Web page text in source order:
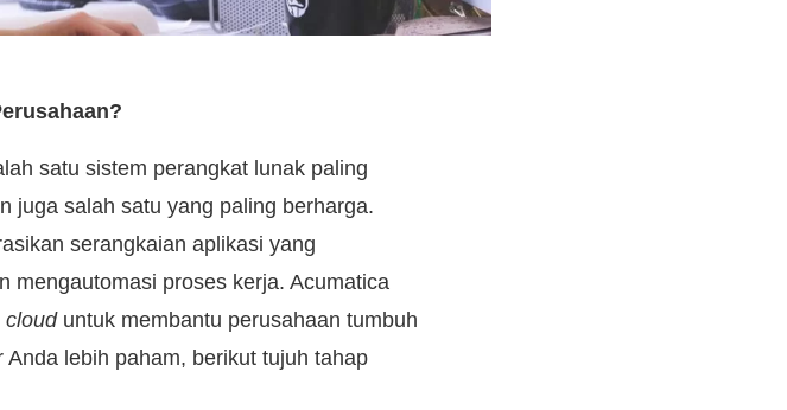
satu sistem perangkat lunak paling
juga salah satu yang paling berharga.
serangkaian aplikasi yang
mengautomasi proses kerja. Acumatica
clouduntuk membantu perusahaan tumbuh
lebih paham, berikut tujuh tahap